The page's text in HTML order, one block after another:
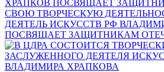
СВОЮ ТВОРЧЕСКУЮ
ДЕЯТЕЛЬ ИСКУССТВ РФ
ПОСВЯЩАЕТ ЗАЩИТНИКАМ